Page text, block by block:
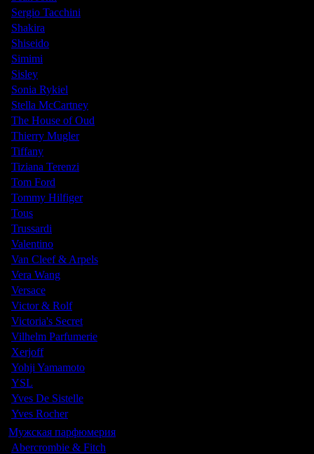
Sergio Tacchini
Shakira
Shiseido
Simimi
Sisley
Sonia Rykiel
Stella McCartney
The House of Oud
Thierry Mugler
Tiffany
Tiziana Terenzi
Tom Ford
Tommy Hilfiger
Tous
Trussardi
Valentino
Van Cleef & Arpels
Vera Wang
Versace
Victor & Rolf
Victoria's Secret
Vilhelm Parfumerie
Xerjoff
Yohji Yamamoto
YSL
Yves De Sistelle
Yves Rocher
Мужская парфюмерия
Abercrombie & Fitch